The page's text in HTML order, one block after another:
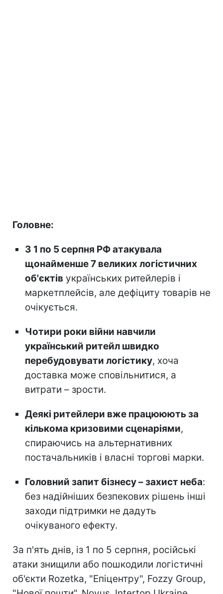
Головне:
З 1 по 5 серпня РФ атакувала
щонайменше 7 великих логістичних
об'єктів українських ритейлерів і
маркетплейсів, але дефіциту товарів не
очікується.
Чотири роки війни навчили
український ритейл швидко
перебудовувати логістику, хоча
доставка може сповільнитися, а
витрати – зрости.
Деякі ритейлери вже працююють за
кількома кризовими сценаріями,
спираючись на альтернативних
постачальників і власні торгові марки.
Головний запит бізнесу – захист неба:
без надійніших безпекових рішень інші
заходи підтримки не дадуть
очікуваного ефекту.
За п'ять днів, із 1 по 5 серпня, російські
атаки знищили або пошкодили логістичні
об'єкти Rozetka, "Епіцентру", Fozzy Group,